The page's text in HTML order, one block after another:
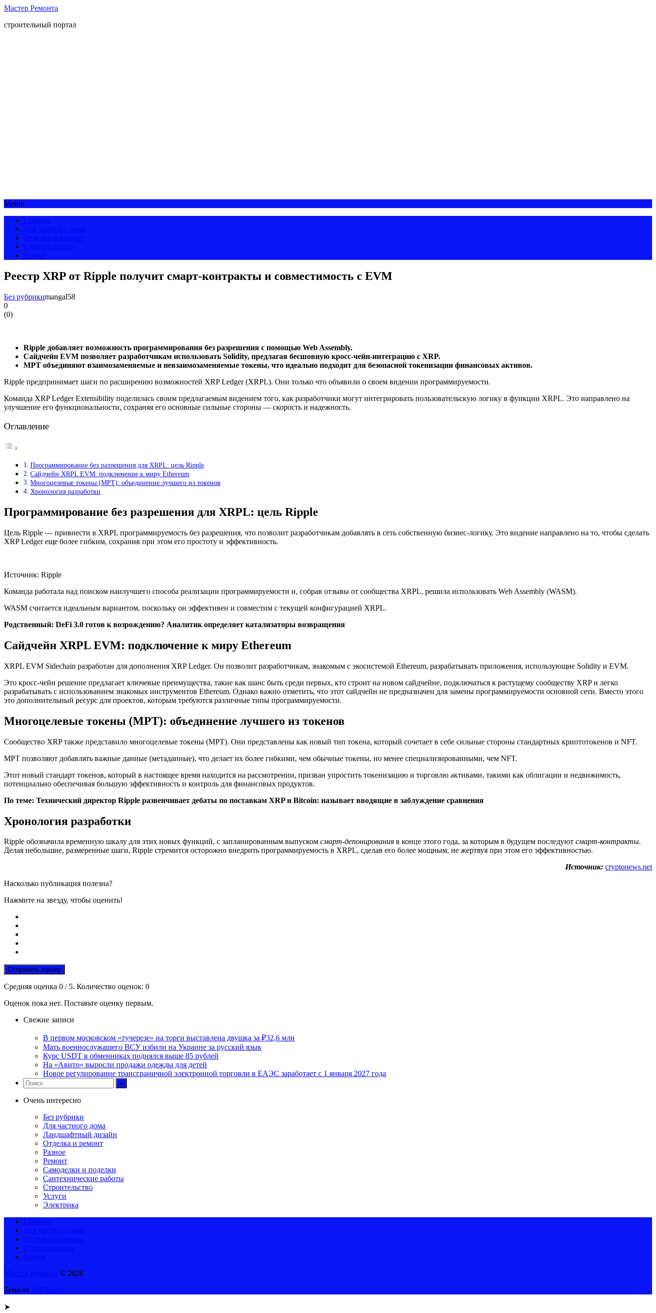
Мастер Ремонта
строительный портал
Меню
Реестр XRP от Ripple получит смарт-контракты и совместимость с EVM
Без рубрикиmangal58
0
(0)
Ripple добавляет возможность программирования без разрешения с помощью Web Assembly.
Сайдчейн EVM позволяет разработчикам использовать Solidity, предлагая бесшовную кросс-чейн-интеграцию с XRP.
MPT объединяют взаимозаменяемые и невзаимозаменяемые токены, что идеально подходит для безопасной токенизации финансовых активов.
Ripple предпринимает шаги по расширению возможностей XRP Ledger (XRPL). Они только что объявили о своем видении программируемости.
Команда XRP Ledger Extensibility поделилась своим предлагаемым видением того, как разработчики могут интегрировать пользовательскую логику в функции XRPL. Это направлено на
улучшение его функциональности, сохраняя его основные сильные стороны — скорость и надежность.
Оглавление
Программирование без разрешения для XRPL: цель Ripple
Сайдчейн XRPL EVM: подключение к миру Ethereum
Многоцелевые токены (MPT): объединение лучшего из токенов
Хронология разработки
Программирование без разрешения для XRPL: цель Ripple
Цель Ripple — привнести в XRPL программируемость без разрешения, что позволит разработчикам добавлять в сеть собственную бизнес-логику. Это видение направлено на то, чтобы сделать
XRP Ledger еще более гибким, сохранив при этом его простоту и эффективность.
Источник: Ripple
Команда работала над поиском наилучшего способа реализации программируемости и, собрав отзывы от сообщества XRPL, решила использовать Web Assembly (WASM).
WASM считается идеальным вариантом, поскольку он эффективен и совместим с текущей конфигурацией XRPL.
Родственный: DeFi 3.0 готов к возрождению? Аналитик определяет катализаторы возвращения
Сайдчейн XRPL EVM: подключение к миру Ethereum
XRPL EVM Sidechain разработан для дополнения XRP Ledger. Он позволит разработчикам, знакомым с экосистемой Ethereum, разрабатывать приложения, использующие Solidity и EVM.
Это кросс-чейн решение предлагает ключевые преимущества, такие как шанс быть среди первых, кто строит на новом сайдчейне, подключаться к растущему сообществу XRP и легко
разрабатывать с использованием знакомых инструментов Ethereum. Однако важно отметить, что этот сайдчейн не предназначен для замены программируемости основной сети. Вместо этого
это дополнительный ресурс для проектов, которым требуются различные типы программируемости.
Многоцелевые токены (MPT): объединение лучшего из токенов
Сообщество XRP также представило многоцелевые токены (MPT). Они представлены как новый тип токена, который сочетает в себе сильные стороны стандартных криптотокенов и NFT.
MPT позволяют добавлять важные данные (метаданные), что делает их более гибкими, чем обычные токены, но менее специализированными, чем NFT.
Этот новый стандарт токенов, который в настоящее время находится на рассмотрении, призван упростить токенизацию и торговлю активами, такими как облигации и недвижимость,
потенциально обеспечивая большую эффективность и контроль для финансовых продуктов.
По теме: Технический директор Ripple развенчивает дебаты по поставкам XRP и Bitcoin: называет вводящие в заблуждение сравнения
Хронология разработки
Ripple обозначила временную шкалу для этих новых функций, с запланированным выпуском смарт-депонирования в конце этого года, за которым в будущем последуют смарт-контракты.
Делая небольшие, размеренные шаги, Ripple стремится осторожно внедрить программируемость в XRPL, сделав его более мощным, не жертвуя при этом его эффективностью.
Источник: cryptonews.net
Насколько публикация полезна?
Нажмите на звезду, чтобы оценить!
Отправить оценку
Средняя оценка 0 / 5. Количество оценок: 0
Оценок пока нет. Поставьте оценку первым.
Свежие записи
В первом московском «тучерезе» на торги выставлена двушка за ₽32,6 млн
Мать военнослужащего ВСУ избили на Украине за русский язык
Курс USDT в обменниках поднялся выше 85 рублей
На «Авито» выросли продажи одежды для детей
Новое регулирование трансграничной электронной торговли в ЕАЭС заработает с 1 января 2027 года
Очень интересно
Без рубрики
Для частного дома
Ландшафтный дизайн
Отделка и ремонт
Разное
Ремонт
Самоделки и поделки
Сантехнические работы
Строительство
Услуги
Электрика
© 2026
Тема от
➤